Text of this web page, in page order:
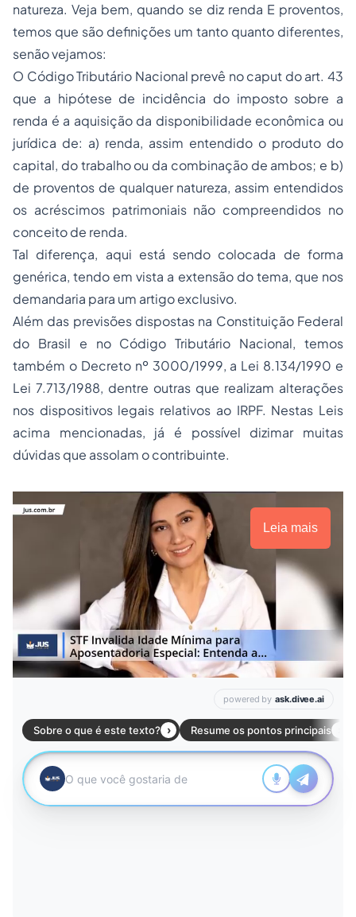
natureza. Veja bem, quando se diz renda E proventos,
temos que são definições um tanto quanto diferentes,
senão vejamos:
O Código Tributário Nacional prevê no caput do art. 43
que a hipótese de incidência do imposto sobre a
renda é a aquisição da disponibilidade econômica ou
jurídica de: a) renda, assim entendido o produto do
capital, do trabalho ou da combinação de ambos; e b)
de proventos de qualquer natureza, assim entendidos
os acréscimos patrimoniais não compreendidos no
conceito de renda.
Tal diferença, aqui está sendo colocada de forma
genérica, tendo em vista a extensão do tema, que nos
demandaria para um artigo exclusivo.
Além das previsões dispostas na Constituição Federal
do Brasil e no Código Tributário Nacional, temos
também o Decreto nº 3000/1999, a Lei 8.134/1990 e
Lei 7.713/1988, dentre outras que realizam alterações
nos dispositivos legais relativos ao IRPF. Nestas Leis
acima mencionadas, já é possível dizimar muitas
dúvidas que assolam o contribuinte.
Leia mais